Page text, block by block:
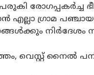
രോഗപ്പകർച്ച
എല്ലാ ഗ്രാമ
നിർദേശം
വെസ്റ്റ് നൈൽ